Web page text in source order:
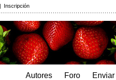
| Inscripción
Autores
Foro